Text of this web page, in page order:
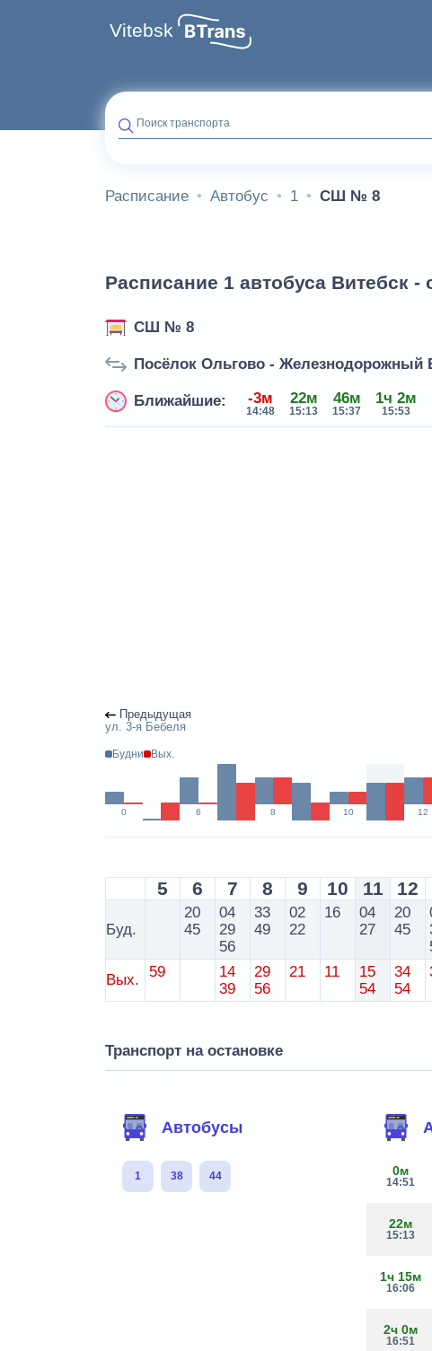
Vitebsk
Поиск транспорта
Расписание Автобус 1 СШ № 8
Расписание 1 автобуса Витебск
СШ № 8
Посёлок Ольгово - Железнодорожный
Ближайшие: -3м
14:48
22м
15:13
46м
15:37
1ч 2м
15:53
Предыдущая
ул. 3-я Бебеля
Будни Вых.
0 6 8 10 12
5 6 7 8 9 10 11 12
Буд.
20
45
04
29
56
33
49
02
22
16
04
27
20
45
Вых. 59
14
39
29
56
21 11
15
54
34
54
Транспорт на остановке
Автобусы
1 38 44 0м
14:51
22м
15:13
1ч 15м
16:06
2ч 0м
16:51